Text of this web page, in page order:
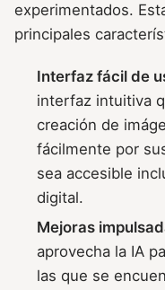
experimentados.
principales
Interfaz fácil de
interfaz intuitiva
creación de
fácilmente por
sea accesible
digital.
Mejoras
aprovecha la IA
las que se